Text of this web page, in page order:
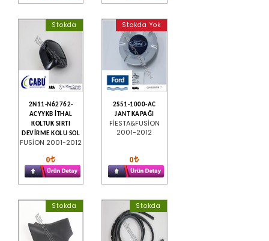
Stokda
2N11-N62762-
ACYYKB İTHAL
KOLTUK SIRTI
DEVİRME KOLU SOL
FUSİON 2001-2012
0
Stokda Yok
2S51-1000-AC
JANT KAPAĞI
FİESTA&FUSİON
2001-2012
0
Stokda Stokda